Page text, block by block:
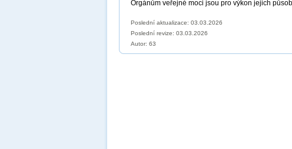
Orgánům veřejné moci jsou pro výkon jejich
Poslední aktualizace: 03.03.2026
Poslední revize: 03.03.2026
Autor: 63